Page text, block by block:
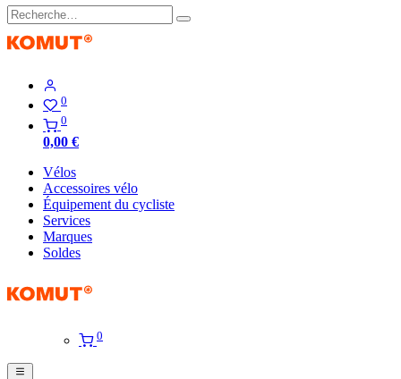
0
0
0,00 €
Vélos
Accessoires vélo
Équipement du cycliste
Services
Marques
Soldes
0